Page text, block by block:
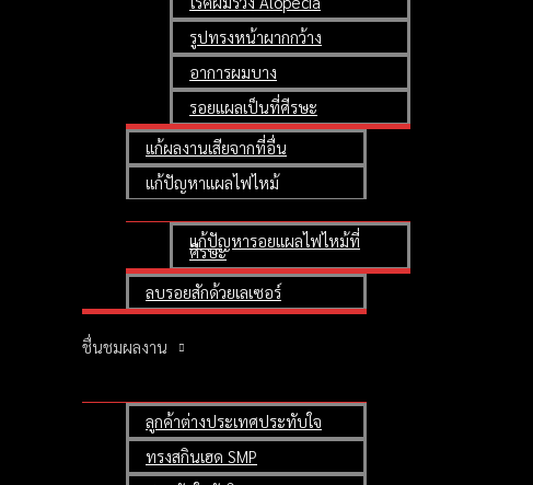
รูปทรงหน้าผากกว้าง
อาการผมบาง
รอยแผลเป็นที่ศีรษะ
แก้ผลงานเสียจากที่อื่น
แก้ปัญหาแผลไฟไหม้
แก้ปัญหารอยแผลไฟไหม้ที่
ศีรษะ
ลบรอยสักด้วยเลเซอร์
ชื่นชมผลงาน
ลูกค้าต่างประเทศประทับใจ
ทรงสกินเฮด SMP